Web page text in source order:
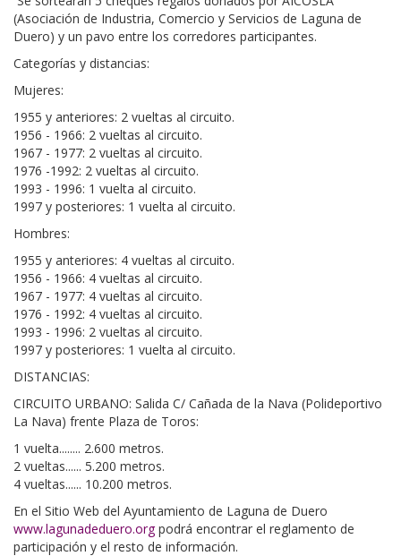
(Asociación de Industria, Comercio y Servicios de Laguna de
Duero) y un pavo entre los corredores participantes.
Categorías y distancias:
Mujeres:
1955 y anteriores: 2 vueltas al circuito.
1956 - 1966: 2 vueltas al circuito.
1967 - 1977: 2 vueltas al circuito.
1976 -1992: 2 vueltas al circuito.
1993 - 1996: 1 vuelta al circuito.
1997 y posteriores: 1 vuelta al circuito.
Hombres:
1955 y anteriores: 4 vueltas al circuito.
1956 - 1966: 4 vueltas al circuito.
1967 - 1977: 4 vueltas al circuito.
1976 - 1992: 4 vueltas al circuito.
1993 - 1996: 2 vueltas al circuito.
1997 y posteriores: 1 vuelta al circuito.
DISTANCIAS:
CIRCUITO URBANO: Salida C/ Cañada de la Nava (Polideportivo
La Nava) frente Plaza de Toros:
1 vuelta........ 2.600 metros.
2 vueltas...... 5.200 metros.
4 vueltas...... 10.200 metros.
En el Sitio Web del Ayuntamiento de Laguna de Duero
www.lagunadeduero.orgpodrá encontrar el reglamento de
participación y el resto de información.